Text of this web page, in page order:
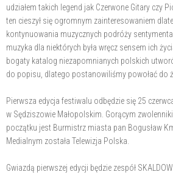
udziałem takich legend jak Czerwone Gitary czy
ten cieszył się ogromnym zainteresowaniem
kontynuowania muzycznych podróży
muzyka dla niektórych była wręcz sensem ich
bogaty katalog niezapomnianych polskich
do popisu, dlatego postanowiliśmy powołać do
Pierwsza edycja festiwalu odbędzie się 25
w Sędziszowie Małopolskim. Gorącym
początku jest Burmistrz miasta pan Bogusław
Medialnym została Telewizja Polska.
Gwiazdą pierwszej edycji będzie zespół